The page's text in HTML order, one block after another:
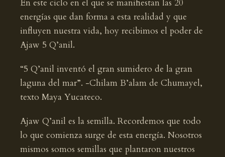
En este ciclo en el que se manifiestan las 20
energías que dan forma a esta realidad y que
influyen nuestra vida, hoy recibimos el poder de
Ajaw 5 Q’anil.
“5 Q’anil inventó el gran sumidero de la gran
laguna del mar”. -Chilam B’alam de Chumayel,
texto Maya Yucateco.
Ajaw Q’anil es la semilla. Recordemos que todo
lo que comienza surge de esta energía. Nosotros
mismos somos semillas que plantaron nuestros